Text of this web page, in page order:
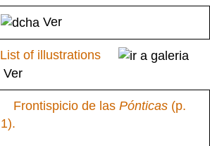
Ver
List of illustrations
Ver
Frontispicio de las Pónticas (p.
1).